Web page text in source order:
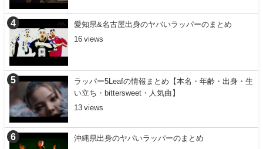
愛知県&名古屋出身のヤバいラッパーのまとめ
16
ラッパー5Leafの情報まとめ【本名・年齢・出身・生
い立ち・bittersweet・人気曲】
13
沖縄県出身のヤバいラッパーのまとめ